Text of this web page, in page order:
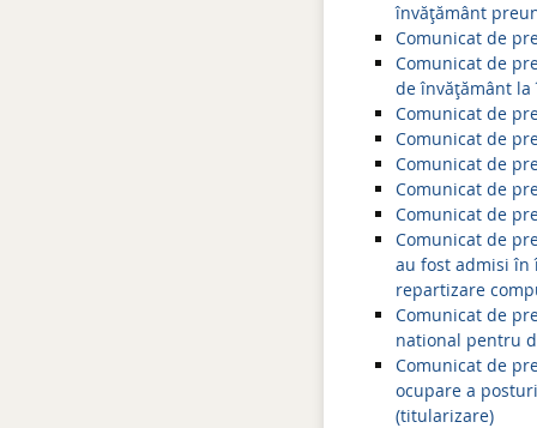
învățământ
Comunicat de
Comunicat de
de învăţământ la
Comunicat de
Comunicat de
Comunicat de
Comunicat de
Comunicat de
Comunicat de
au fost admisi în
repartizare
Comunicat de
national pentru
Comunicat de
ocupare a
(titularizare)